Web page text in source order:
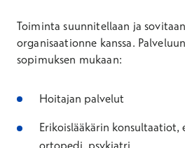
Toiminta suunnitellaan ja
organisaationne kanssa.
sopimuksen mukaan:
Hoitajan palvelut
Erikoislääkärin konsultaatiot,
ortopedi, psykiatri